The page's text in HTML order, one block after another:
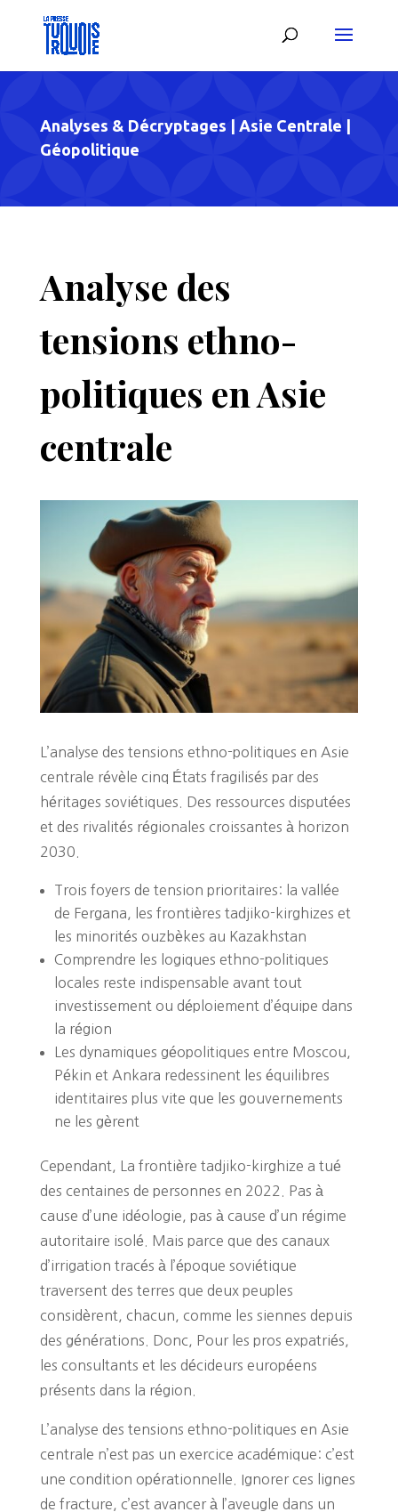
Analyses & Décryptages Asie Centrale
Géopolitique
Analyse des
tensions ethno-
politiques en Asie
centrale
L’analyse des tensions ethno-politiques en Asie
centrale révèle cinq États fragilisés par des
héritages soviétiques. Des ressources disputées
et des rivalités régionales croissantes à horizon
2030.
Trois foyers de tension prioritaires: la vallée
de Fergana, les frontières tadjiko-kirghizes et
les minorités ouzbèkes au Kazakhstan
Comprendre les logiques ethno-politiques
locales reste indispensable avant tout
investissement ou déploiement d’équipe dans
la région
Les dynamiques géopolitiques entre Moscou,
Pékin et Ankara redessinent les équilibres
identitaires plus vite que les gouvernements
ne les gèrent
Cependant, La frontière tadjiko-kirghize a tué
des centaines de personnes en 2022. Pas à
cause d’une idéologie, pas à cause d’un régime
autoritaire isolé. Mais parce que des canaux
d’irrigation tracés à l’époque soviétique
traversent des terres que deux peuples
considèrent, chacun, comme les siennes depuis
des générations. Donc, Pour les pros expatriés,
les consultants et les décideurs européens
présents dans la région.
L’analyse des tensions ethno-politiques en Asie
centrale n’est pas un exercice académique: c’est
une condition opérationnelle. Ignorer ces lignes
de fracture, c’est avancer à l’aveugle dans un